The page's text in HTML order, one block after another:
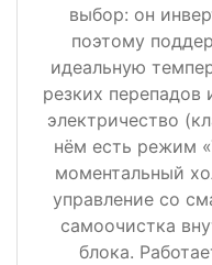
выбор: он
поэтому
идеальную
резких перепадов
электричество
нём есть режим
моментальный
управление со
самоочистка
блока.